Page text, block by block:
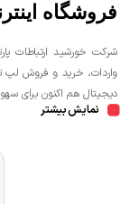
فروشگاه
واردات، خرید و فروش لپ
دیجیتال هم اکنون برای
نموده است تا مشتریان
در اصفهان به صورت حضوری
نمایش بیشتر